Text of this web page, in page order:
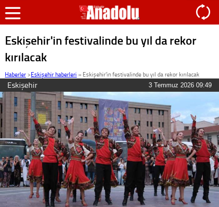
Eskişehir'in festivalinde bu yıl da rekor
kırılacak
Haberler >Eskişehir haberleri » Eskişehir'in festivalinde bu yıl da rekor kırılacak
Eskişehir 3 Temmuz 2026 09:49